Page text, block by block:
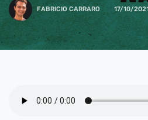
FABRICIO CARRARO 17/10/